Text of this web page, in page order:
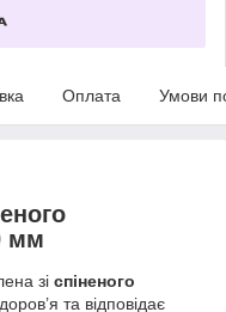
Оплата Умови
мм
зі спіненого
та відповідає